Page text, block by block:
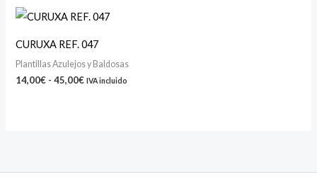
CURUXA REF. 047
Plantillas Azulejos y Baldosas
14,00€ - 45,00€
Rango
de
desde
14,00€
hasta
45,00€
IVA incluido